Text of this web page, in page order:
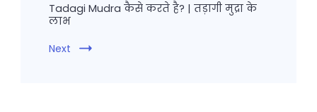
Tadagi Mudra कैसे करते है? | तड़ागी मुद्रा के
लाभ
Next